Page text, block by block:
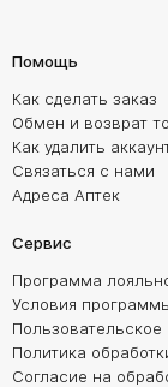
Помощь
Как сделать заказ
Обмен и возврат
Как удалить
Связаться с нами
Адреса Аптек
Сервис
Программа
Условия
Политика
Согласие на